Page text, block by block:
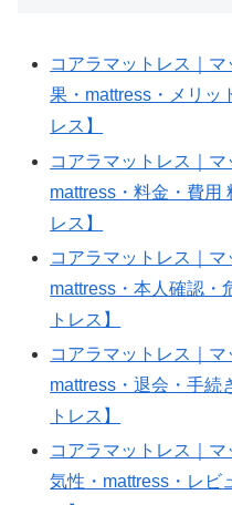
13T04:03:23Z;
slug=koaramattoresu-
effectiveness-
mattress-
c0d46d
コアラマットレス｜
果・mattress・メリッ
レス】
コアラマットレス｜マ
mattress・料金・費用
レス】
コアラマットレス｜マ
mattress・本人確認・
トレス】
コアラマットレス｜マ
mattress・退会・手続
トレス】
コアラマットレス｜
気性・mattress・レビ